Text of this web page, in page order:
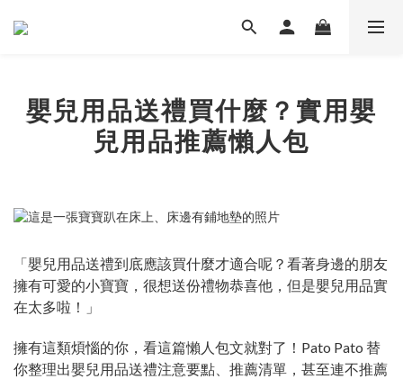
嬰兒用品送禮買什麼？實用嬰
兒用品推薦懶人包
「嬰兒用品送禮到底應該買什麼才適合呢？看著身邊的朋友
擁有可愛的小寶寶，很想送份禮物恭喜他，但是嬰兒用品實
在太多啦！」
擁有這類煩惱的你，看這篇懶人包文就對了！Pato Pato 替
你整理出嬰兒用品送禮注意要點、推薦清單，甚至連不推薦